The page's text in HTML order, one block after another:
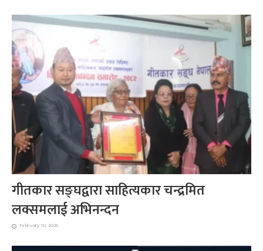
गीतकार सङ्घद्वारा साहित्यकार चन्द्रमित
लक्समलाई अभिनन्दन
February 10, 2026